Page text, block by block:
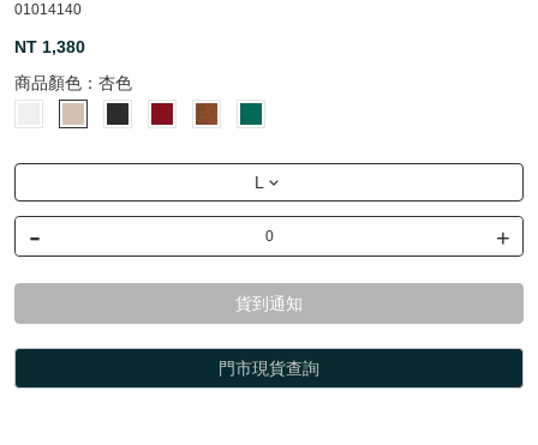
01014140
NT 1,380
商品顏色： 杏色
L
- +
貨到通知
門市現貨查詢